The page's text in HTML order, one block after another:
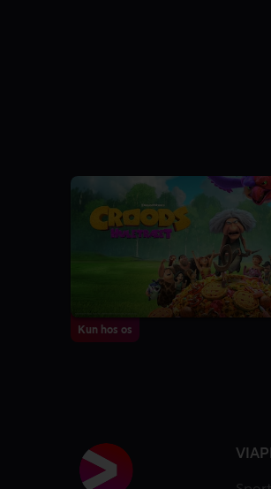
6.8
2 Sæsoner
Kun hos os